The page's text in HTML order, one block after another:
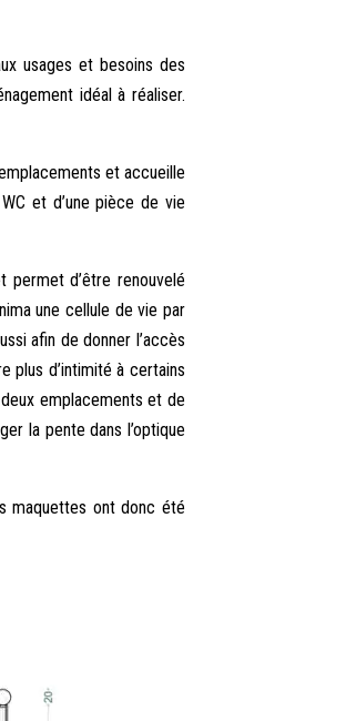
usages et besoins des
idéal à réaliser.
et accueille
et d’une pièce de vie
d’être renouvelé
une cellule de vie par
afin de donner l’accès
plus d’intimité à certains
emplacements et de
la pente dans l’optique
maquettes ont donc été